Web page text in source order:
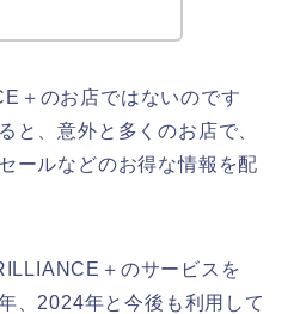
＋のお店ではないのです
と、意外と多くのお店で、
ールなどのお得な情報を配
＋のサービスを
、2024年と今後も利用して